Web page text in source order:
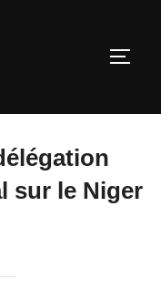
sur le Niger